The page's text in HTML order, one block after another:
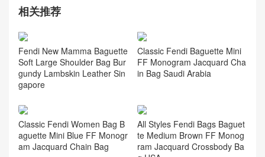
相关推荐
Fendi New Mamma Baguette
Soft Large Shoulder Bag Bur
gundy Lambskin Leather Sin
gapore
Classic Fendi Baguette Mini
FF Monogram Jacquard Cha
in Bag Saudi Arabia
Classic Fendi Women Bag B
aguette Mini Blue FF Monogr
am Jacquard Chain Bag
All Styles Fendi Bags Baguet
te Medium Brown FF Monog
ram Jacquard Crossbody Ba